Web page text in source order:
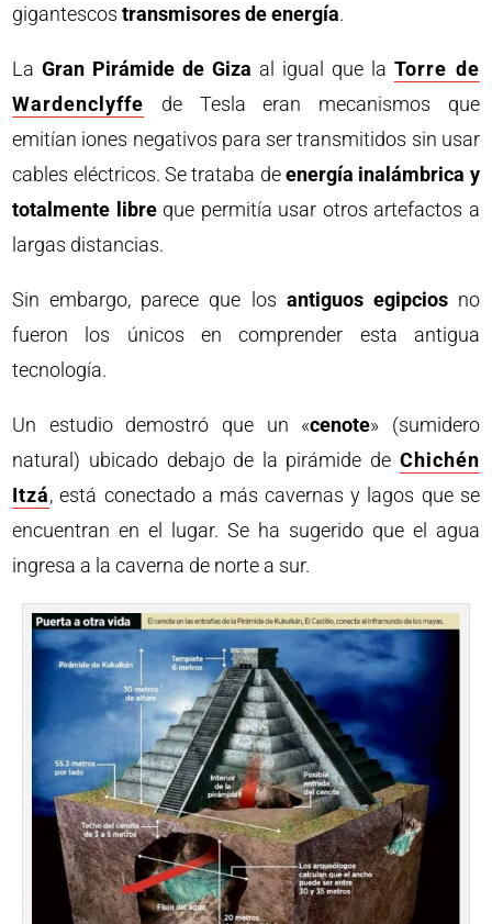
gigantescostransmisores de energía.
LaGran Pirámide de Giza al igual que la Torre de
Wardenclyffe de Tesla eran mecanismos que
emitían iones negativos para ser transmitidos sin usar
cables eléctricos. Se trataba deenergía inalámbrica y
totalmente libreque permitía usar otros artefactos a
largas distancias.
Sin embargo, parece que los antiguos egipciosno
fueron los únicos en comprender esta antigua
tecnología.
Un estudio demostró que un «cenote» (sumidero
natural) ubicado debajo de la pirámide de Chichén
Itzá, está conectado a más cavernas y lagos que se
encuentran en el lugar. Se ha sugerido que el agua
ingresa a la caverna de norte a sur.